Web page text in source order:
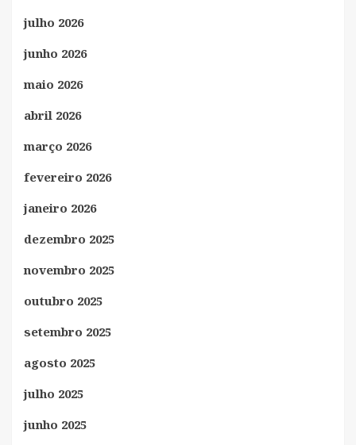
julho 2026
junho 2026
maio 2026
abril 2026
março 2026
fevereiro 2026
janeiro 2026
dezembro 2025
novembro 2025
outubro 2025
setembro 2025
agosto 2025
julho 2025
junho 2025